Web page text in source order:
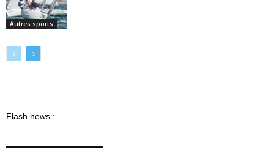
Autres sports
Flash news :